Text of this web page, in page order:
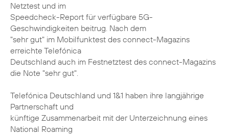
Netztest und im
Speedcheck-Report für verfügbare 5G-
Geschwindigkeiten beitrug. Nach dem
"sehr gut" im Mobilfunktest des connect-Magazins
erreichte Telefónica
Deutschland auch im Festnetztest des connect-Magazins
die Note "sehr gut".
Telefónica Deutschland und 1&1 haben ihre langjährige
Partnerschaft und
künftige Zusammenarbeit mit der Unterzeichnung eines
National Roaming